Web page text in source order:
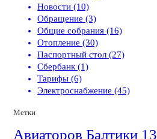
Новости (10)
Обращение (3)
Общие собрания (16)
Отопление (30)
Паспортный стол (27)
Сбербанк (1)
Тарифы (6)
Электроснабжение (45)
Метки
Авиаторов Балтики 13